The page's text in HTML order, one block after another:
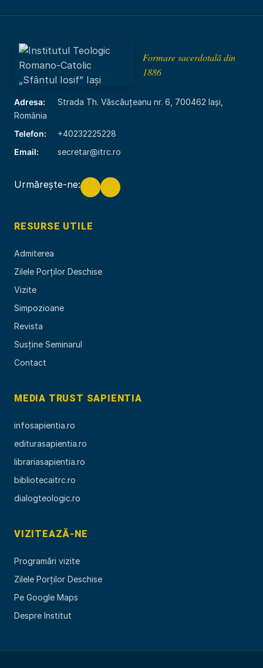
Formare sacerdotală din
1886
Adresa:
Strada Th. Văscăuțeanu nr. 6, 700462 Iași,
România
Telefon:
+40232225228
Email:
secretar@itrc.ro
Urmărește-ne:
RESURSE UTILE
Admiterea
Zilele Porților Deschise
Vizite
Simpozioane
Revista
Susține Seminarul
Contact
MEDIA TRUST SAPIENTIA
infosapientia.ro
editurasapientia.ro
librariasapientia.ro
bibliotecaitrc.ro
dialogteologic.ro
VIZITEAZĂ-NE
Programări vizite
Zilele Porților Deschise
Pe Google Maps
Despre Institut